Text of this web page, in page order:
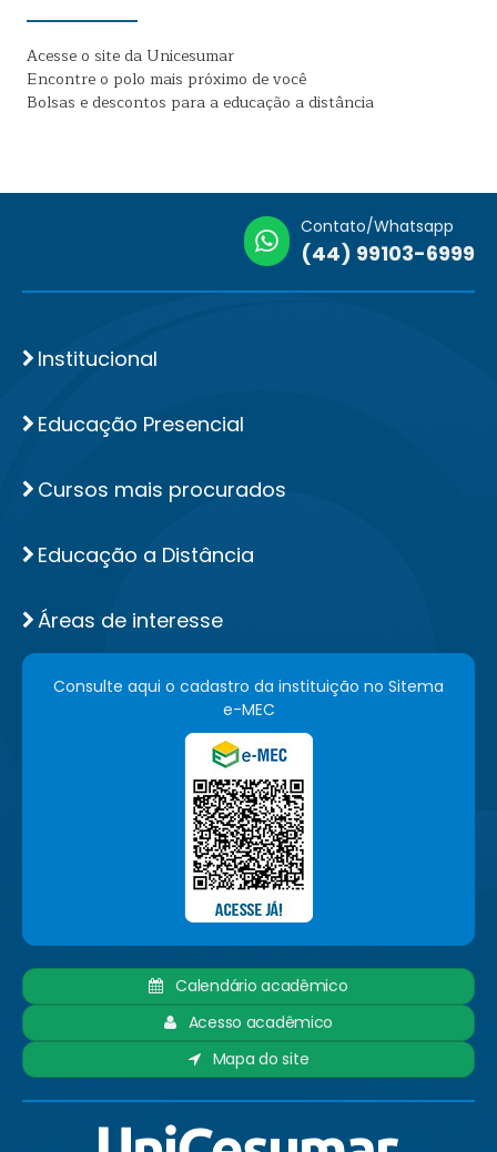
Acesse o site da Unicesumar
Encontre o polo mais próximo de você
Bolsas e descontos para a educação a distância
Contato/Whatsapp
(44) 99103-6999
Institucional
Educação Presencial
Cursos mais procurados
Educação a Distância
Áreas de interesse
Consulte aqui o cadastro da instituição no Sitema
e-MEC
Calendário acadêmico
Acesso acadêmico
Mapa do site